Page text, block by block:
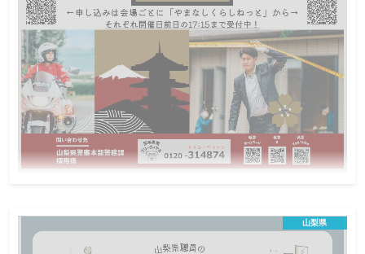
U･Iターン、山梨で就職を考えている方、山梨県職
山梨県